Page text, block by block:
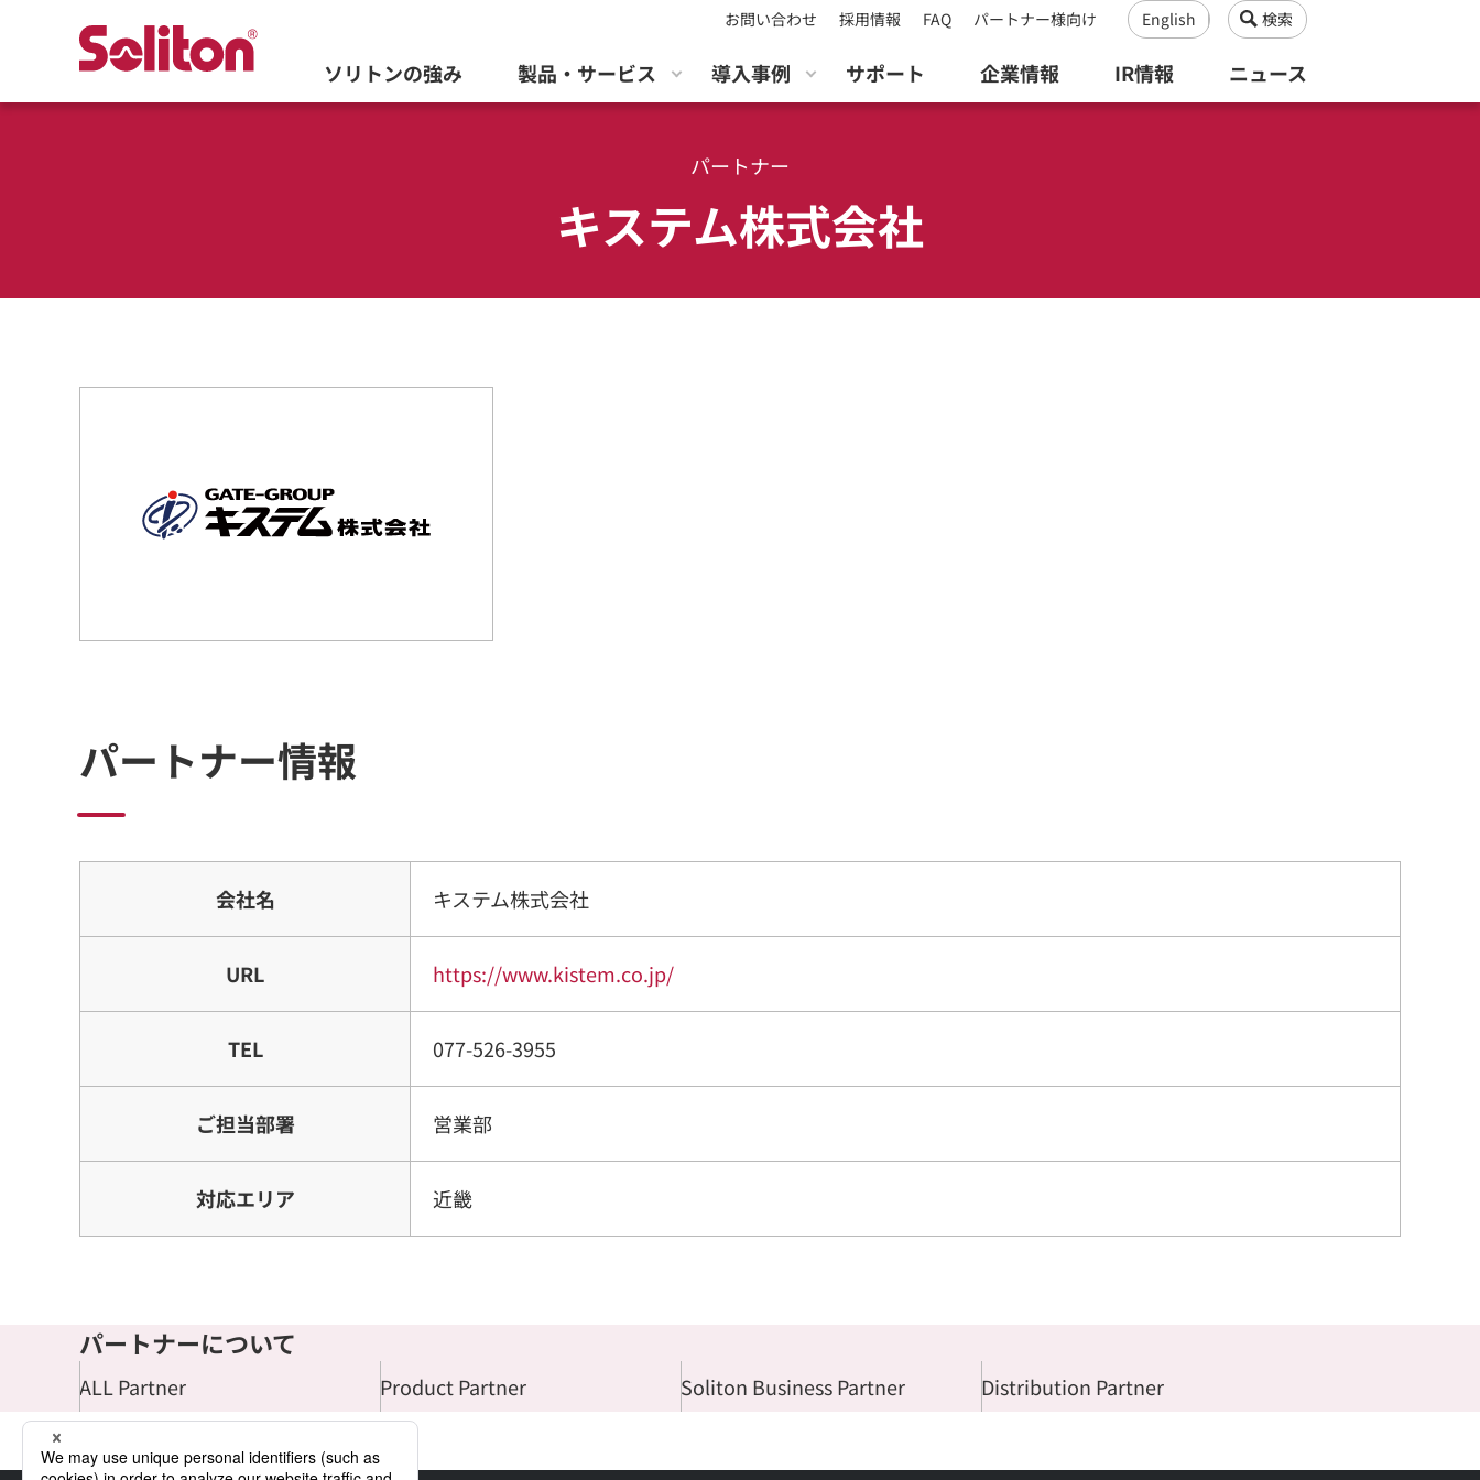
お問い合わせ 採用情報 FAQ パートナー様向け English 検索
ソリトンの強み 製品・サービス 導入事例 サポート 企業情報 IR情報 ニュース
パートナー
キステム株式会社
パートナー情報
会社名 キステム株式会社
URL https://www.kistem.co.jp/
TEL 077-526-3955
ご担当部署 営業部
対応エリア 近畿
パートナーについて
ALL Partner Product Partner Soliton Business Partner Distribution Partner